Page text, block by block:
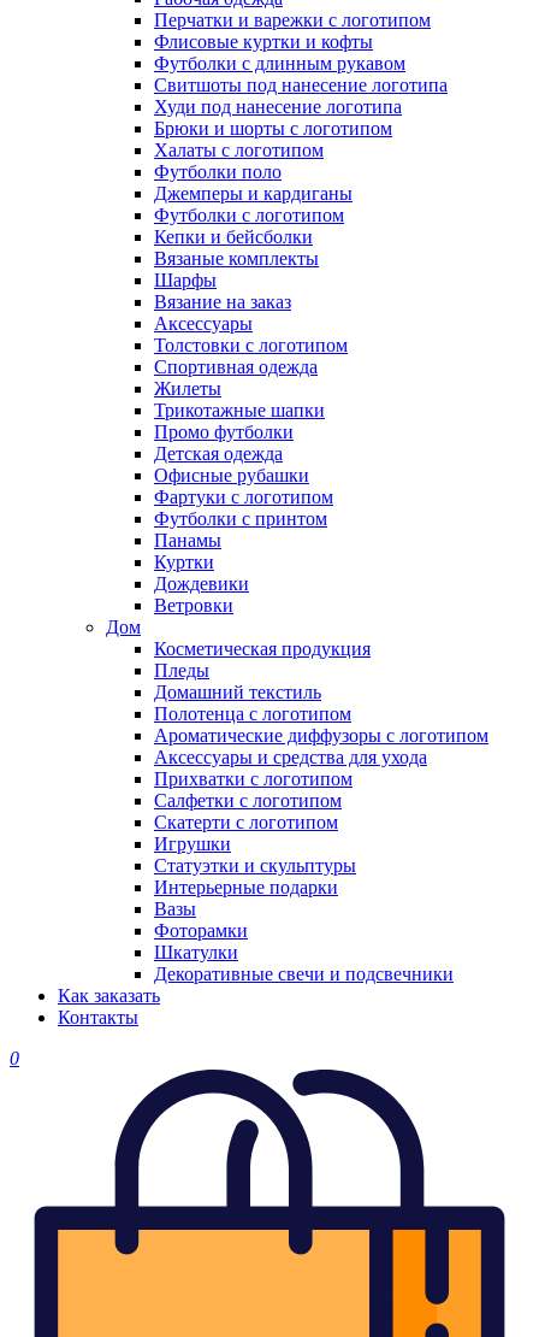
Перчатки и варежки с логотипом
Флисовые куртки и кофты
Футболки с длинным рукавом
Свитшоты под нанесение логотипа
Худи под нанесение логотипа
Брюки и шорты с логотипом
Халаты с логотипом
Футболки поло
Джемперы и кардиганы
Футболки с логотипом
Кепки и бейсболки
Вязаные комплекты
Шарфы
Вязание на заказ
Аксессуары
Толстовки с логотипом
Спортивная одежда
Жилеты
Трикотажные шапки
Промо футболки
Детская одежда
Офисные рубашки
Фартуки с логотипом
Футболки с принтом
Панамы
Куртки
Дождевики
Ветровки
Дом
Косметическая продукция
Пледы
Домашний текстиль
Полотенца с логотипом
Ароматические диффузоры с логотипом
Аксессуары и средства для ухода
Прихватки с логотипом
Салфетки с логотипом
Скатерти с логотипом
Игрушки
Статуэтки и скульптуры
Интерьерные подарки
Вазы
Фоторамки
Шкатулки
Декоративные свечи и подсвечники
Как заказать
Контакты
0